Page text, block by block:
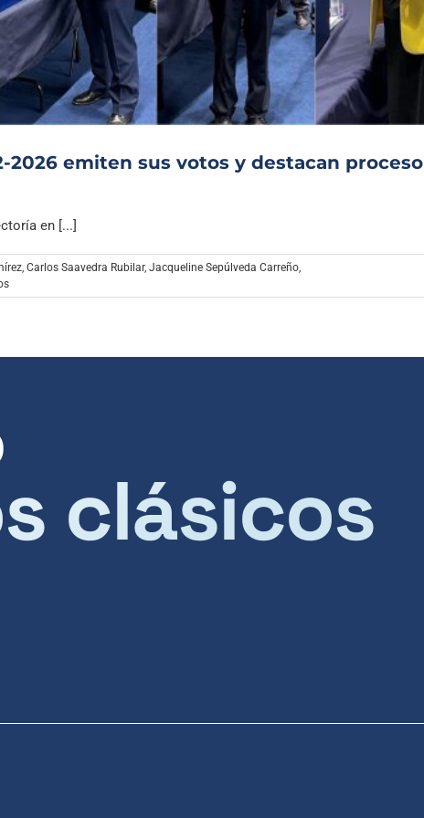
Archivo Sonoro
2026 emiten sus votos y destacan proceso
en [...]
Carlos Saavedra Rubilar, Jacqueline Sepúlveda Carreño
clásicos